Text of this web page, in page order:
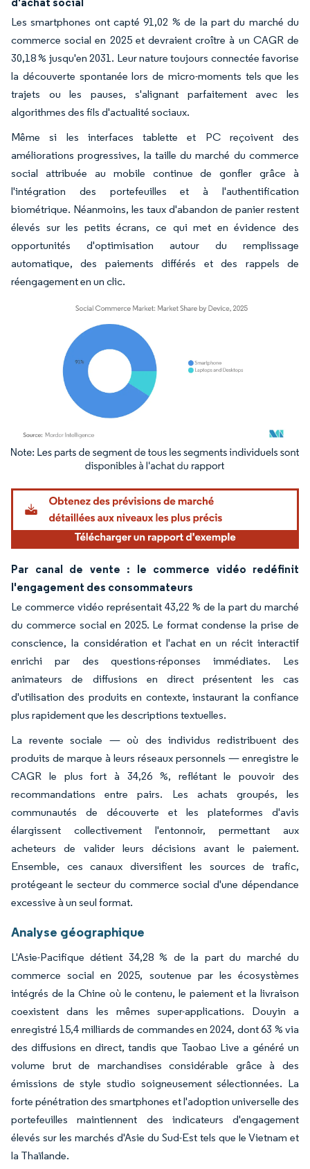
Les smartphones ont capté 91,02 % de la part du marché du
commerce social en 2025 et devraient croître à un CAGR de
30,18 % jusqu'en 2031. Leur nature toujours connectée favorise
la découverte spontanée lors de micro-moments tels que les
trajets ou les pauses, s'alignant parfaitement avec les
algorithmes des fils d'actualité sociaux.
Même si les interfaces tablette et PC reçoivent des
améliorations progressives, la taille du marché du commerce
social attribuée au mobile continue de gonfler grâce à
l'intégration des portefeuilles et à l'authentification
biométrique. Néanmoins, les taux d'abandon de panier restent
élevés sur les petits écrans, ce qui met en évidence des
opportunités d'optimisation autour du remplissage
automatique, des paiements différés et des rappels de
réengagement en un clic.
Image © Mordor Intelligence. La réutilisation nécessite une attribution sous CC BY
Par canal de vente : le commerce vidéo redéfinit
l'engagement des consommateurs
Le commerce vidéo représentait 43,22 % de la part du marché
du commerce social en 2025. Le format condense la prise de
conscience, la considération et l'achat en un récit interactif
enrichi par des questions-réponses immédiates. Les
animateurs de diffusions en direct présentent les cas
d'utilisation des produits en contexte, instaurant la confiance
plus rapidement que les descriptions textuelles.
La revente sociale — où des individus redistribuent des
produits de marque à leurs réseaux personnels — enregistre le
CAGR le plus fort à 34,26 %, reflétant le pouvoir des
recommandations entre pairs. Les achats groupés, les
communautés de découverte et les plateformes d'avis
élargissent collectivement l'entonnoir, permettant aux
acheteurs de valider leurs décisions avant le paiement.
Ensemble, ces canaux diversifient les sources de trafic,
protégeant le secteur du commerce social d'une dépendance
excessive à un seul format.
Analyse géographique
L'Asie-Pacifique détient 34,28 % de la part du marché du
commerce social en 2025, soutenue par les écosystèmes
intégrés de la Chine où le contenu, le paiement et la livraison
coexistent dans les mêmes super-applications. Douyin a
enregistré 15,4 milliards de commandes en 2024, dont 63 % via
des diffusions en direct, tandis que Taobao Live a généré un
volume brut de marchandises considérable grâce à des
émissions de style studio soigneusement sélectionnées. La
forte pénétration des smartphones et l'adoption universelle des
portefeuilles maintiennent des indicateurs d'engagement
élevés sur les marchés d'Asie du Sud-Est tels que le Vietnam et
la Thaïlande.